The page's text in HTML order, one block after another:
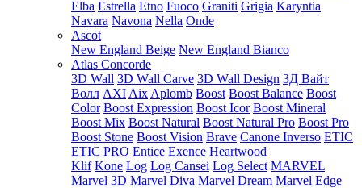
Elba Estrella Etno Fuoco Graniti Grigia Karyntia
Navara Navona Nella Onde
Ascot
New England Beige New England Bianco
Atlas Concorde
3D Wall 3D Wall Carve 3D Wall Design 3Д Вайт
Волл AXI Aix Aplomb Boost Boost Balance Boost
Color Boost Expression Boost Icor Boost Mineral
Boost Mix Boost Natural Boost Natural Pro Boost Pro
Boost Stone Boost Vision Brave Canone Inverso ETIC
ETIC PRO Entice Exence Heartwood
Klif Kone Log Log Cansei Log Select MARVEL
Marvel 3D Marvel Diva Marvel Dream Marvel Edge